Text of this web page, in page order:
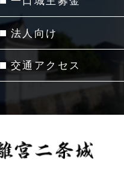
法人向け
交通アクセス